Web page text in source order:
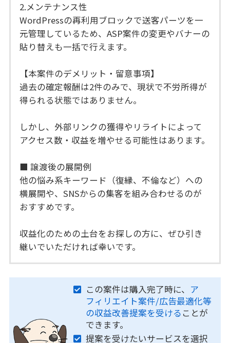
2.メンテナンス性
WordPressの再利用ブロックで送客パーツを一
元管理しているため、ASP案件の変更やバナーの
貼り替えも一括で行えます。
【本案件のデメリット・留意事項】
過去の確定報酬は2件のみで、現状で不労所得が
得られる状態ではありません。
しかし、外部リンクの獲得やリライトによって
アクセス数・収益を増やせる可能性はあります。
■ 譲渡後の展開例
他の悩み系キーワード（復縁、不倫など）への
横展開や、SNSからの集客を組み合わせるのが
おすすめです。
収益化のための土台をお探しの方に、ぜひ引き
継いでいただければ幸いです。
この案件は購入完了時に、 ア
フィリエイト案件/広告最適化等
の収益改善提案を受ける ことが
できます。
提案を受けたいサービスを選択